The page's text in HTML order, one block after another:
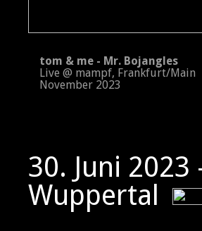
tom & me - Mr. Bojangles
Live @ mampf, Frankfurt/Main
November 2023
30. Juni
Wuppertal